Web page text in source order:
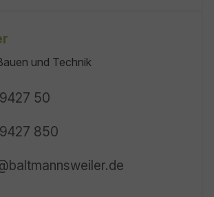
und Technik
50
850